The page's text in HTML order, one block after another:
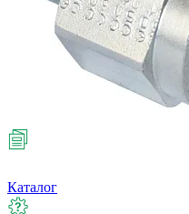
Каталог